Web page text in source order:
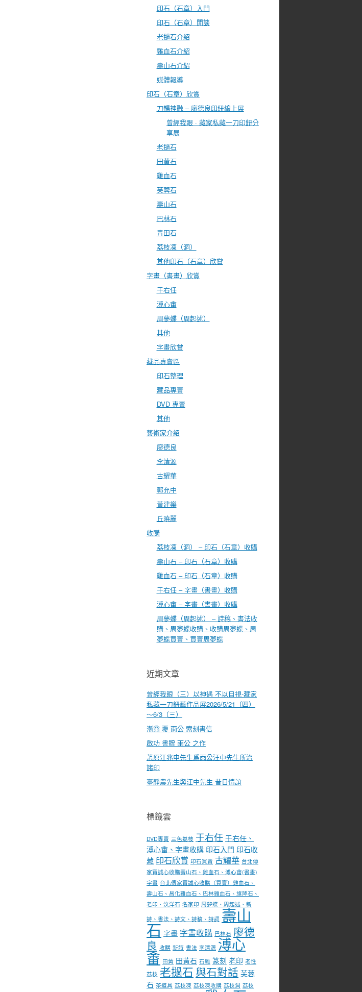
印石（石章）入門
印石（石章）閒談
老撾石介紹
雞血石介紹
壽山石介紹
媒體報導
印石（石章）欣賞
刀暢神融 – 廖德良印紐線上展
曾經我眼 · 藏家私藏一刀印鈕分
享展
老撾石
田黃石
雞血石
芙蓉石
壽山石
巴林石
青田石
荔枝凍（洞）
其他印石（石章）欣賞
字畫（書畫）欣賞
于右任
溥心畬
周夢蝶（周起述）
其他
字畫欣賞
藏品專賣區
印石整理
藏品專賣
DVD 專賣
其他
藝術家介紹
廖德良
李清源
古耀華
郭允中
黃建樂
丘曉麗
收購
荔枝凍（洞） – 印石（石章）收購
壽山石 – 印石（石章）收購
雞血石 – 印石（石章）收購
于右任 – 字畫（書畫）收購
溥心畬 – 字畫（書畫）收購
周夢蝶（周起述） – 詩稿、書法收
購、周夢蝶收購、收購周夢蝶、周
夢蝶買賣、買賣周夢蝶
近期文章
曾經我眼（三）以神遇 不以目視-藏家
私藏一刀鈕藝作品展2026/5/21（四）
～6/3（三）
漸翁 覆 雨公 索刻書信
啟功 書贈 雨公 之作
茮原江兆申先生爲雨公汪中先生所治
諸印
臺靜農先生與汪中先生 昔日情誼
標籤雲
DVD專賣 三色荔枝 于右任 于右任、
溥心畬、字畫收購 印石入門 印石收
藏 印石欣賞 印石買賣 古耀華 台北傳
家寶誠心收購壽山石、雞血石、溥心畬(書畫)
字畫 台北傳家寶誠心收購（買賣）雞血石、
壽山石、昌化雞血石、巴林雞血石、旗降石、
老印、汶洋石 名家印 周夢蝶、周起述、新
詩、書法、詩文、詩稿、詩詞 壽山
石 字畫 字畫收購 巴林石 廖德
良 收購 新詩 書法 李清源 溥心
畬 田黃 田黃石 石雕 篆刻 老印 老性
荔枝 老撾石 與石對話 芙蓉
石 茶道具 荔枝凍 荔枝凍收購 荔枝洞 荔枝